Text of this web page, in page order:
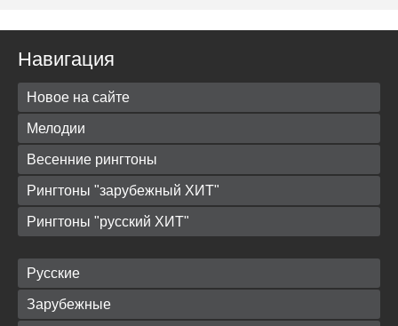
Навигация
Новое на сайте
Мелодии
Весенние рингтоны
Рингтоны "зарубежный ХИТ"
Рингтоны "русский ХИТ"
Русские
Зарубежные